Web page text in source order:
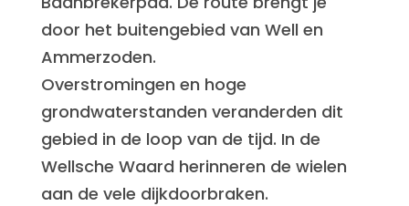
door het buitengebied van Well en
Ammerzoden.
Overstromingen en hoge
grondwaterstanden veranderden dit
gebied in de loop van de tijd. In de
Wellsche Waard herinneren de wielen
aan de vele dijkdoorbraken.